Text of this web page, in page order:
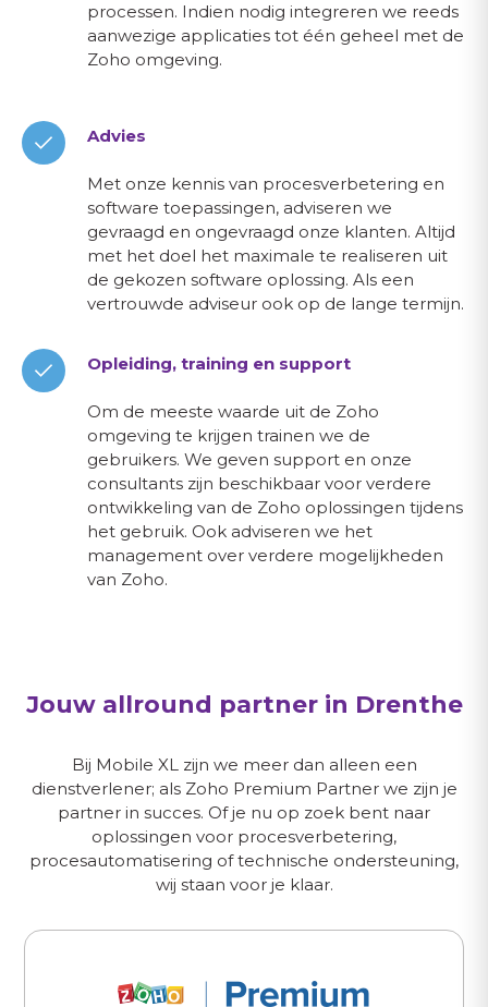
processen. Indien nodig integreren we reeds
aanwezige applicaties tot één geheel met de
Zoho omgeving.
Advies
Met onze kennis van procesverbetering en
software toepassingen, adviseren we
gevraagd en ongevraagd onze klanten. Altijd
met het doel het maximale te realiseren uit
de gekozen software oplossing. Als een
vertrouwde adviseur ook op de lange termijn.
Opleiding, training en support
Om de meeste waarde uit de Zoho
omgeving te krijgen trainen we de
gebruikers. We geven support en onze
consultants zijn beschikbaar voor verdere
ontwikkeling van de Zoho oplossingen tijdens
het gebruik. Ook adviseren we het
management over verdere mogelijkheden
van Zoho.
Jouw allround partner in Drenthe
Bij Mobile XL zijn we meer dan alleen een
dienstverlener; als Zoho Premium Partner we zijn je
partner in succes. Of je nu op zoek bent naar
oplossingen voor procesverbetering,
procesautomatisering of technische ondersteuning,
wij staan voor je klaar.